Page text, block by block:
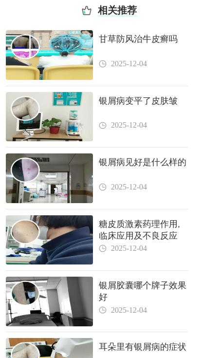
相关推荐
甘草防风治牛皮癣吗
2025-12-04
银屑病变平了皮肤皱
2025-12-04
银屑病见好是什么样的
2025-12-04
糖皮质激素药理作用,
临床应用及不良反应
2025-12-04
银屑胶囊哪个牌子效果
好
2025-12-04
耳朵里有银屑病的症状